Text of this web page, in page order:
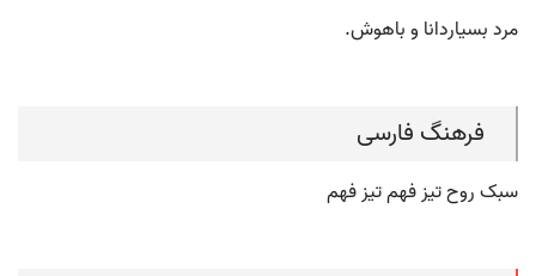
مرد بسیاردانا و باهوش.
فرهنگ فارسی
سبک روح تیز فهم تیز فهم